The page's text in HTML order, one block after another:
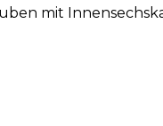
mit
am oberen